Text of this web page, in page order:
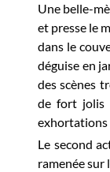
Une belle-
et presse le
dans le
déguise en
des scènes
de fort jolis
exhortations
Le second
ramenée sur